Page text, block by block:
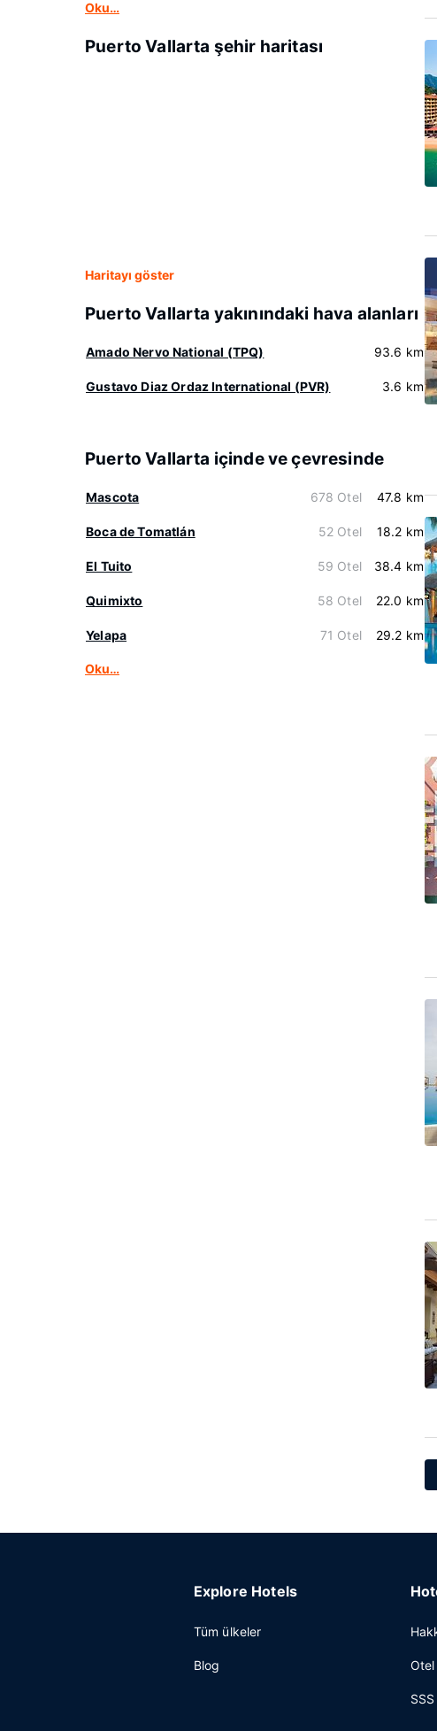
Oku…
Puerto Vallarta şehir haritası
Haritayı göster
Puerto Vallarta yakınındaki hava alanları
Amado Nervo National (TPQ) 93.6 km
Gustavo Diaz Ordaz International (PVR) 3.6 km
Puerto Vallarta içinde ve çevresinde
Mascota 678 Otel 47.8 km
Boca de Tomatlán 52 Otel 18.2 km
El Tuito 59 Otel 38.4 km
Quimixto 58 Otel 22.0 km
Yelapa 71 Otel 29.2 km
Oku…
Explore Hotels
Tüm ülkeler
Blog
SSS